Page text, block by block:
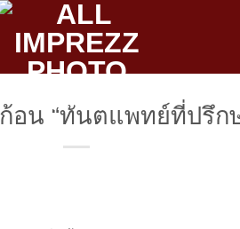
อน “ทันตแพทย์ที่ปรึก